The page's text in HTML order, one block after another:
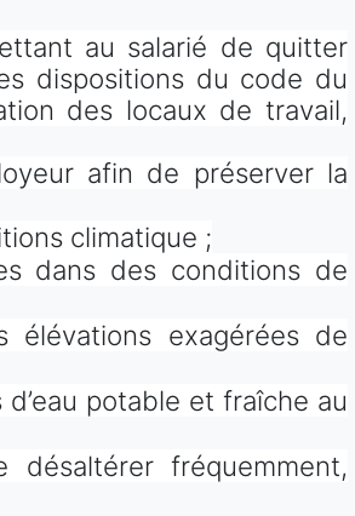
au salarié de quitter
dispositions du code du
des locaux de travail,
afin de préserver la
climatique ;
dans des conditions de
exagérées de
potable et fraîche au
fréquemment,